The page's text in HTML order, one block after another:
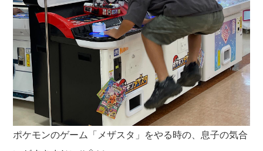
ポケモンのゲーム「メザスタ」をやる時の、息子の気合